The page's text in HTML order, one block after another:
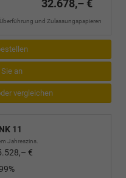
32.678,– €
und Zulassungspapieren
an
vergleichen
11
Jahreszins.
€